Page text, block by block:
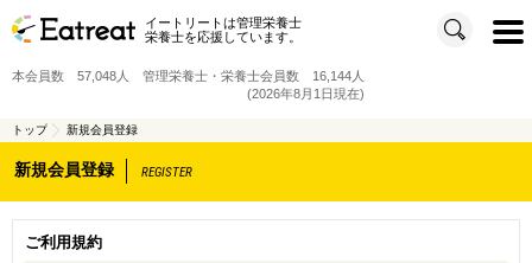
イートリートは管理栄養士
栄養士を応援しています。
t
o
i
o
n
本会員数 57,048人 管理栄養士・栄養士会員数 16,144人
(2026年8月1日現在)
トップ 新規会員登録
新規会員登録 REGISTER
ご利用規約